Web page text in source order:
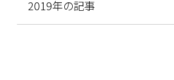
2019年の記事